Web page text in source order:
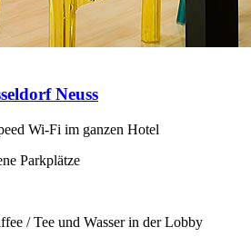
Neuss
Wi-Fi im ganzen Hotel
Parkplätze
/ Tee und Wasser in der Lobby